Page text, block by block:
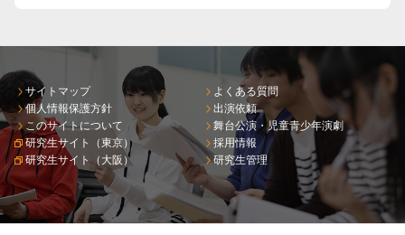
サイトマップ
個人情報保護方針
このサイトについて
研究生サイト（東京）
研究生サイト（大阪）
よくある質問
出演依頼
舞台公演・児童青少年演劇
採用情報
研究生管理